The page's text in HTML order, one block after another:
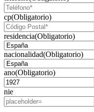
cp(Obligatorio)
residencia(Obligatorio)
nacionalidad(Obligatorio)
ano(Obligatorio)
nie